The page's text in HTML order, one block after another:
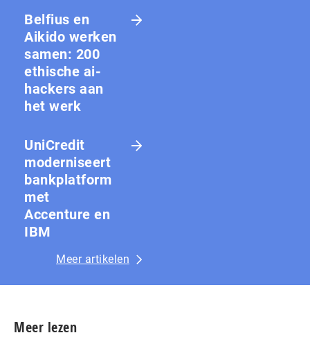
Belfius en
Aikido werken
samen: 200
ethische ai-
hackers aan
het werk
UniCredit
moderniseert
bankplatform
met
Accenture en
IBM
Meer artikelen
Meer lezen